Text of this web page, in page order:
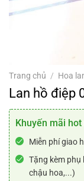
Trang chủ / Hoa
Lan hồ điệp
Khuyến mãi hot
Miễn phí giao
Tặng kèm phụ
chậu hoa,...)